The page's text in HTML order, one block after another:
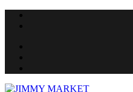
Preskočiť